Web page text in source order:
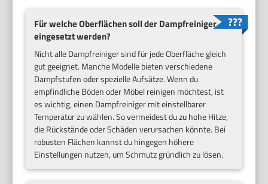
Für welche Oberflächen soll der Dampfreiniger
eingesetzt werden?
Nicht alle Dampfreiniger sind für jede Oberfläche gleich
gut geeignet. Manche Modelle bieten verschiedene
Dampfstufen oder spezielle Aufsätze. Wenn du
empfindliche Böden oder Möbel reinigen möchtest, ist
es wichtig, einen Dampfreiniger mit einstellbarer
Temperatur zu wählen. So vermeidest du zu hohe Hitze,
die Rückstände oder Schäden verursachen könnte. Bei
robusten Flächen kannst du hingegen höhere
Einstellungen nutzen, um Schmutz gründlich zu lösen.